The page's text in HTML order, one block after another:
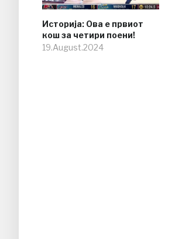
Историја: Ова е првиот
кош за четири поени!
19.August.2024